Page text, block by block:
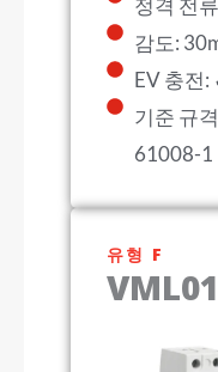
정격 전
감도:
EV 충전:
기준 규
61008-1
유형 F